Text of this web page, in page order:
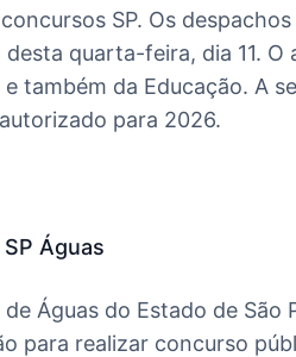
SP. Os
desta quarta-feira, dia 11.
também da Educação. A
para 2026.
Águas
de Águas do Estado de São
para realizar concurso